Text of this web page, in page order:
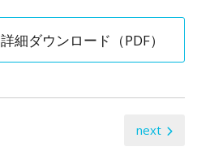
細ダウンロード（PDF）
next